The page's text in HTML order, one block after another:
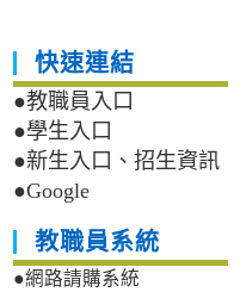
快速連結
●教職員入口
●學生入口
●新生入口、招生資訊
●Google
教職員系統
●網路請購系統